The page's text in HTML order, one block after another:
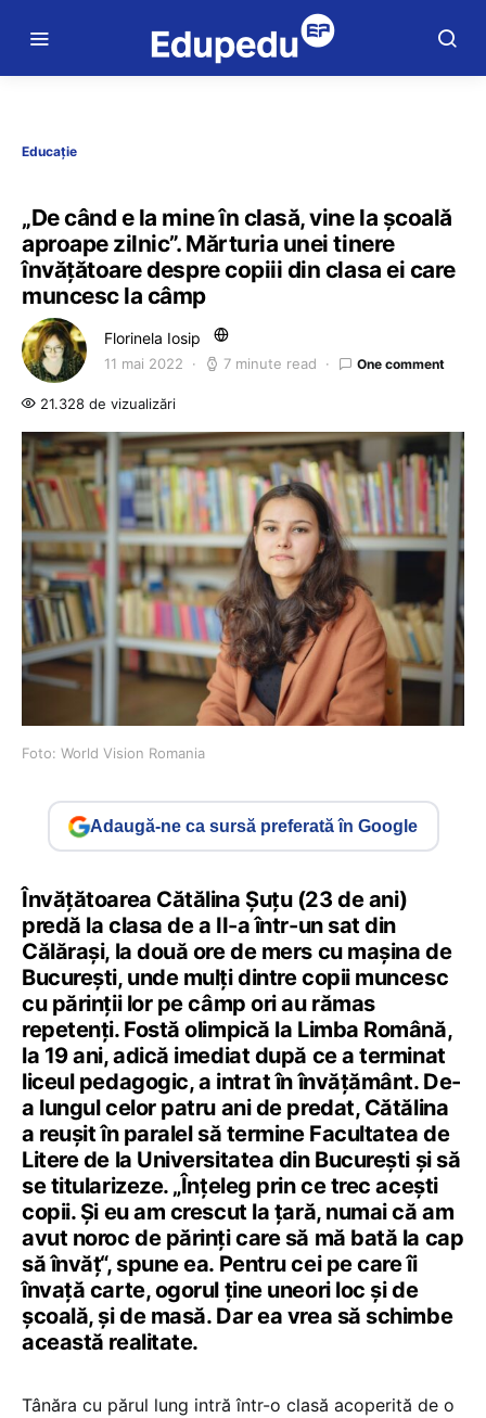
Educație
„De când e la mine în clasă, vine la școală
aproape zilnic”. Mărturia unei tinere
învățătoare despre copiii din clasa ei care
muncesc la câmp
Florinela Iosip
11 mai 2022 7 minute read One comment
21.328 de vizualizări
Foto: World Vision Romania
Adaugă-ne ca sursă preferată în Google
Învățătoarea Cătălina Șuțu (23 de ani)
predă la clasa de a II-a într-un sat din
Călărași, la două ore de mers cu mașina de
București, unde mulți dintre copii muncesc
cu părinții lor pe câmp ori au rămas
repetenți. Fostă olimpică la Limba Română,
la 19 ani, adică imediat după ce a terminat
liceul pedagogic, a intrat în învățământ. De-
a lungul celor patru ani de predat, Cătălina
a reușit în paralel să termine Facultatea de
Litere de la Universitatea din București și să
se titularizeze. „Înțeleg prin ce trec acești
copii. Și eu am crescut la țară, numai că am
avut noroc de părinți care să mă bată la cap
să învăț“, spune ea. Pentru cei pe care îi
învață carte, ogorul ține uneori loc și de
școală, și de masă. Dar ea vrea să schimbe
această realitate.
Tânăra cu părul lung intră într-o clasă acoperită de o